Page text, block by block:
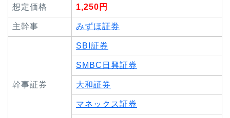
想定価格 1,250円
主幹事 みずほ証券
幹事証券
SBI証券
SMBC日興証券
大和証券
マネックス証券